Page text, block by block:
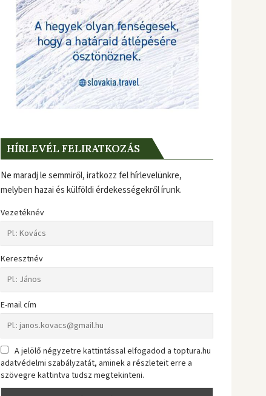
HÍRLEVÉL FELIRATKOZÁS
Ne maradj le semmiről, iratkozz fel hírlevelünkre,
melyben hazai és külföldi érdekességekről írunk.
Vezetéknév
Keresztnév
E-mail cím
A jelölő négyzetre kattintással elfogadod a toptura.hu
adatvédelmi szabályzatát, aminek a részleteit erre a
szövegre kattintva tudsz megtekinteni.